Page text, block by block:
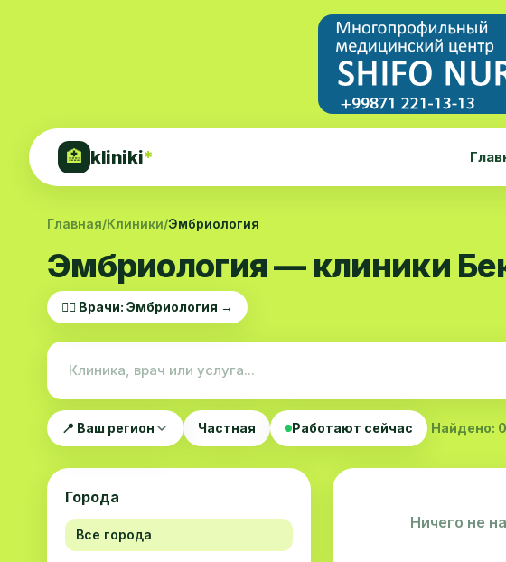
🏥 kliniki*
Главная/Клиники/Эмбриология
Эмбриология — клиники
👨‍⚕️ Врачи: Эмбриология →
📍 Ваш регион Частная Работают сейчас Найдено: 0
Города
Все города
Ничего не